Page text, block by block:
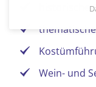
historische
Wein- und